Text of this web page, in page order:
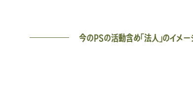
今のPSの活動含め「法人」のイメー